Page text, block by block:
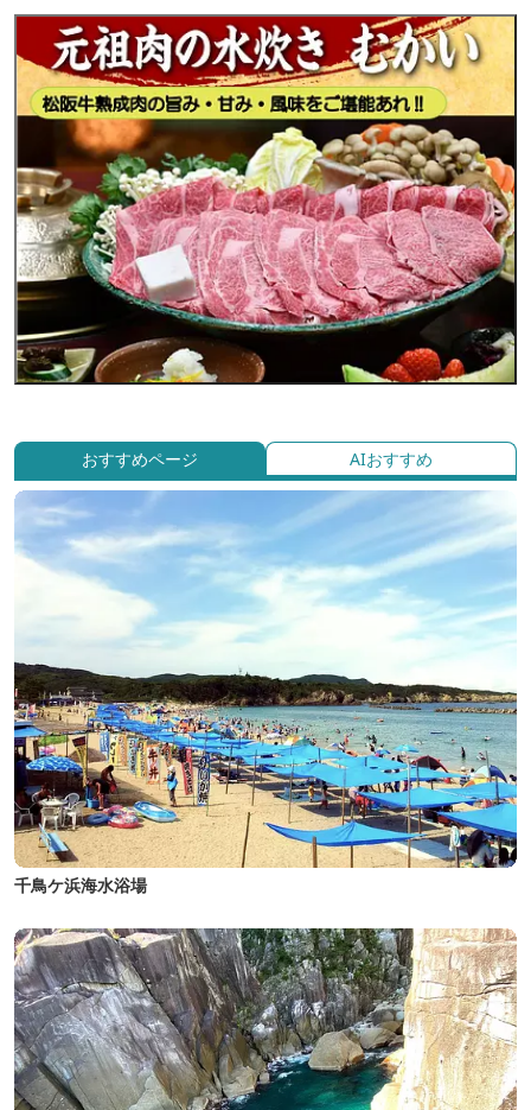
おすすめページ AIおすすめ
千鳥ケ浜海水浴場